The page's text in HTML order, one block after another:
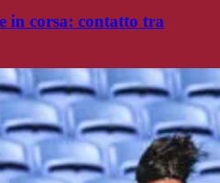
in corsa: contatto tra